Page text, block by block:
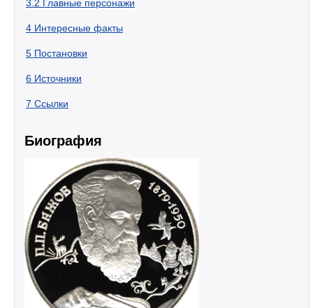
3.2 Главные персонажи
4 Интересные факты
5 Постановки
6 Источники
7 Ссылки
Биография